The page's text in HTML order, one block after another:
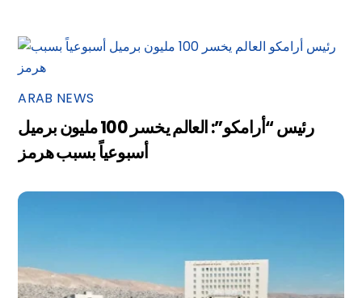
ARAB NEWS
رئيس “أرامكو”: العالم يخسر 100 مليون برميل
أسبوعياً بسبب هرمز